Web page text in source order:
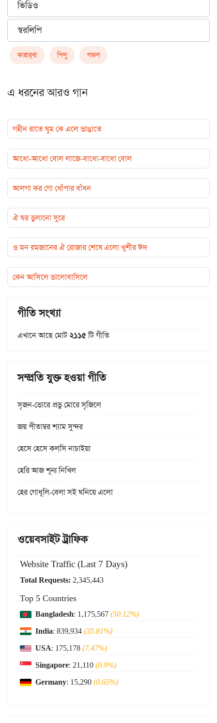
ভিডিও
স্বরলিপি
কাহার্‌বা পিলু গজল
এ ধরনের আরও গান
গহীন রাতে ঘুম কে এলে ভাঙাতে
আধো-আধো বোল লাজে-বাধো-বাধো বোল
আলগা কর গো খোঁপার বাঁধন
ঐ ঘর ভুলানো সুরে
ও মন রমজানের ঐ রোজার শেষে এলো খুশীর ঈদ
কেন আসিলে ভালোবাসিলে
গীতি সংখ্যা
এখানে আছে মোট২১১৫টি গীতি
সম্প্রতি যুক্ত হওয়া গীতি
সৃজন-ভোরে প্রভু মোরে সৃজিলে
জয় পীতাম্বর শ্যাম সুন্দর
হেসে হেসে কল্‌সি নাচাইয়া
হেরি আজ শূন্য নিখিল
হের গোধূলি-বেলা সই ঘনিয়ে এলো
ওয়েবসাইট ট্রাফিক
Website Traffic (Last 7 Days)
Total Requests: 2,345,443
Top 5 Countries
Bangladesh: 1,175,567(50.12%)
India: 839,934(35.81%)
USA: 175,178(7.47%)
Singapore: 21,110(0.9%)
Germany: 15,290(0.65%)